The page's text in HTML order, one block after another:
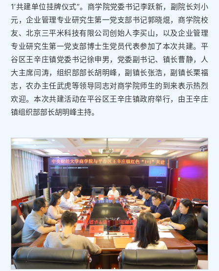
1’共建单位挂牌仪式”。商学院党委书记李跃新，副院长刘小
元，企业管理专业研究生第一党支部书记郭晓焜，商学院校
友、北京三平米科技有限公司创始人李买山，以及企业管理
专业研究生第一党支部博士生党员代表参加了本次共建。平
谷区王辛庄镇党委书记徐申男，党委副书记、镇长曹静，人
大主席闫涛，组织部部长胡明峰，副镇长张浩，副镇长栗福
志，农办主任武虎等领导同志对商学院师生的到来表示热烈
欢迎。本次共建活动在平谷区王辛庄镇政府举行，由王辛庄
镇组织部部长胡明峰主持。